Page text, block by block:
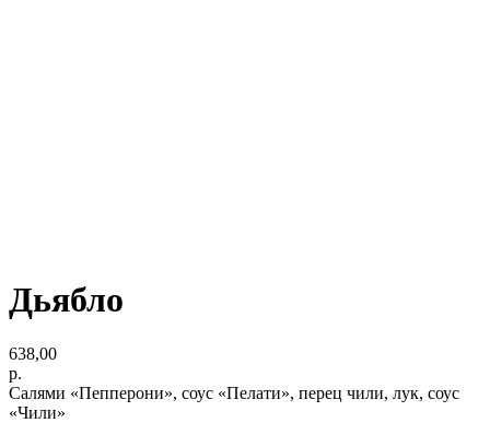
Дьябло
638,00
р.
Салями «Пепперони», соус «Пелати», перец чили, лук, соус
«Чили»